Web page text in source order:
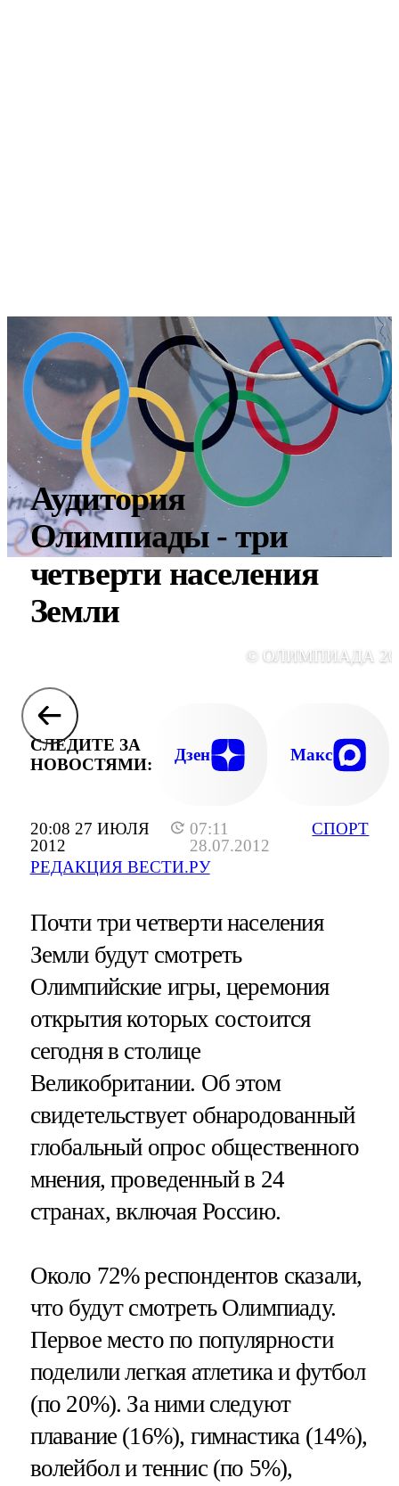
20:08 27 ИЮЛЯ
2012
07:11
28.07.2012
РЕДАКЦИЯ ВЕСТИ.РУ
СПОРТ
Аудитория
Олимпиады - три
четверти населения
Земли
© ОЛИМПИАДА
СЛЕДИТЕ ЗА
НОВОСТЯМИ:
Дзен Макс
Почти три четверти населения
Земли будут смотреть
Олимпийские игры, церемония
открытия которых состоится
сегодня в столице
Великобритании. Об этом
свидетельствует обнародованный
глобальный опрос общественного
мнения, проведенный в 24
странах, включая Россию.
Около 72% респондентов сказали,
что будут смотреть Олимпиаду.
Первое место по популярности
поделили легкая атлетика и футбол
(по 20%). За ними следуют
плавание (16%), гимнастика (14%),
волейбол и теннис (по 5%),